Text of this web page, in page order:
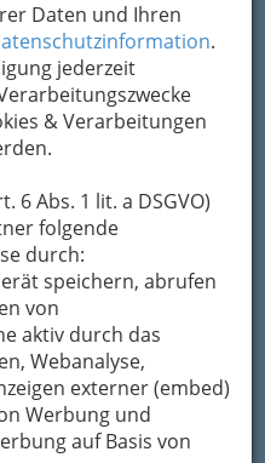
Daten und Ihren
.
jederzeit
& Verarbeitungen
6 Abs. 1 lit. a DSGVO)
folgende
durch:
speichern, abrufen
von
aktiv durch das
Webanalyse,
externer (embed)
Werbung und
auf Basis von